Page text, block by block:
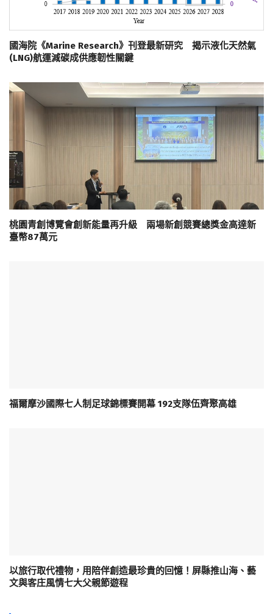
國海院《Marine Research》刊登最新研究 揭示液化天然氣
(LNG)航運減碳成供應韌性關鍵
桃園青創博覽會創新能量再升級 兩場新創競賽總獎金高達新
臺幣87萬元
福爾摩沙國際七人制足球錦標賽開幕 192支隊伍齊聚高雄
以旅行取代禮物，用陪伴創造最珍貴的回憶！屏縣推山海、藝
文與客庄風情七大父親節遊程